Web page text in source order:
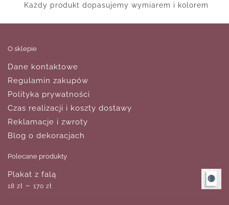
Każdy produkt dopasujemy wymiarem i kolorem
O sklepie
Dane kontaktowe
Regulamin zakupów
Polityka prywatności
Czas realizacji i koszty dostawy
Reklamacje i zwroty
Blog o dekoracjach
Polecane produkty
Plakat z falą
18 zł – 170 zł